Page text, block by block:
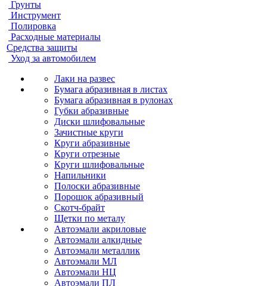
Грунты
Инструмент
Полировка
Расходные материалы
Средства защиты
Уход за автомобилем
Лаки на развес
Бумага абразивная в листах
Бумага абразивная в рулонах
Губки абразивные
Диски шлифовальные
Зачистные круги
Круги абразивные
Круги отрезные
Круги шлифовальные
Напильники
Полоски абразивные
Порошок абразивный
Скотч-брайт
Щетки по металу
Автоэмали акриловые
Автоэмали алкидные
Автоэмали металлик
Автоэмали МЛ
Автоэмали НЦ
Автоэмали ПЛ